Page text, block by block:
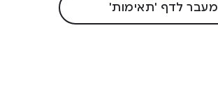
מעבר לדף 'תאימות'